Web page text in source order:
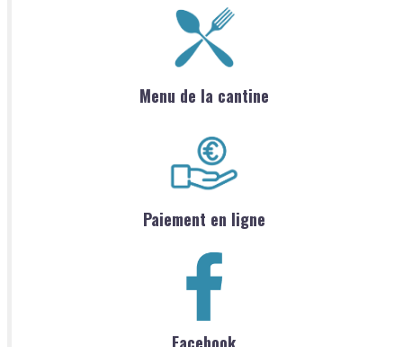
Menu de la cantine
Paiement en ligne
Facebook